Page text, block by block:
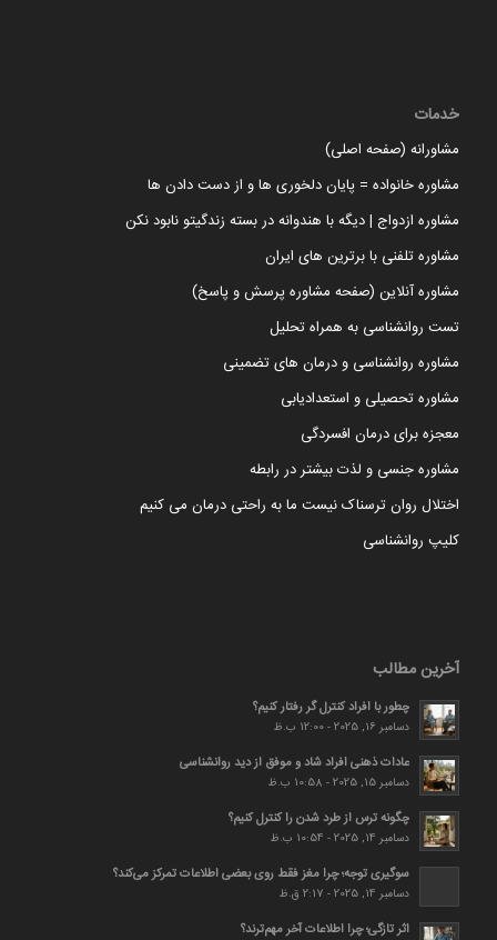
خدمات
مشاورانه (صفحه اصلی)
مشاوره خانواده = پایان دلخوری ها و از دست دادن ها
مشاوره ازدواج | دیگه با هندوانه در بسته زندگیتو نابود نکن
مشاوره تلفنی با برترین های ایران
مشاوره آنلاین (صفحه مشاوره پرسش و پاسخ)
تست روانشناسی به همراه تحلیل
مشاوره روانشناسی و درمان های تضمینی
مشاوره تحصیلی و استعدادیابی
معجزه برای درمان افسردگی
مشاوره جنسی و لذت بیشتر در رابطه
اختلال روان ترسناک نیست ما به راحتی درمان می کنیم
کلیپ روانشناسی
آخرین مطالب
چطور با افراد کنترل گر رفتار کنیم؟
دسامبر 16, 2025 - 12:00 ب.ظ
عادات ذهنی افراد شاد و موفق از دید روانشناسی
دسامبر 15, 2025 - 10:58 ب.ظ
چگونه ترس از طرد شدن را کنترل کنیم؟
دسامبر 14, 2025 - 10:54 ب.ظ
سوگیری توجه؛ چرا مغز فقط روی بعضی اطلاعات تمرکز می‌کند؟
دسامبر 14, 2025 - 2:17 ق.ظ
اثر تازگی؛ چرا اطلاعات آخر مهم‌ترند؟